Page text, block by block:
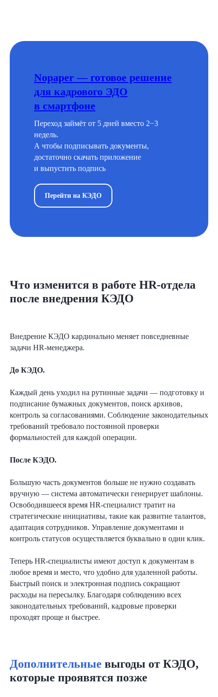
Nopaper — готовое решение
для кадрового ЭДО
в смартфоне
Переход займёт от 5 дней вместо 2−3
недель.
А чтобы подписывать документы,
достаточно скачать приложение
и выпустить подпись
Перейти на КЭДО
Что изменится в работе HR-отдела
после внедрения КЭДО
Внедрение КЭДО кардинально меняет повседневные
задачи HR-менеджера.
До КЭДО.
Каждый день уходил на рутинные задачи — подготовку и
подписание бумажных документов, поиск архивов,
контроль за согласованиями. Соблюдение законодательных
требований требовало постоянной проверки
формальностей для каждой операции.
После КЭДО.
Большую часть документов больше не нужно создавать
вручную — система автоматически генерирует шаблоны.
Освободившееся время HR-специалист тратит на
стратегические инициативы, такие как развитие талантов,
адаптация сотрудников. Управление документами и
контроль статусов осуществляется буквально в один клик.
Теперь HR-специалисты имеют доступ к документам в
любое время и место, что удобно для удаленной работы.
Быстрый поиск и электронная подпись сокращают
расходы на пересылку. Благодаря соблюдению всех
законодательных требований, кадровые проверки
проходят проще и быстрее.
Дополнительные выгоды от КЭДО,
которые проявятся позже
+7
Согласен
на обработку персональных
Согласенполучать полезную
информацию и
Отправить
Проведем персональную консультацию
внедрить электронный документооборот
в ваш бизнес